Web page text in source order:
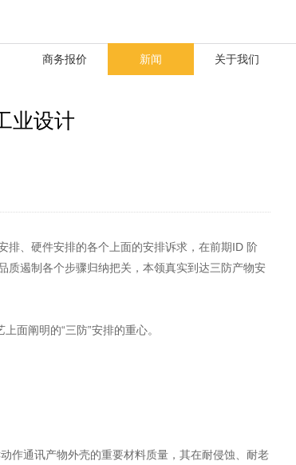
商务报价 新闻 关于我们
业设计
排、硬件安排的各个上面的安排诉求，在前期ID 阶
质遏制各个步骤归纳把关，本领真实到达三防产物安
面阐明的“三防”安排的重心。
作通讯产物外壳的重要材料质量，其在耐侵蚀、耐老